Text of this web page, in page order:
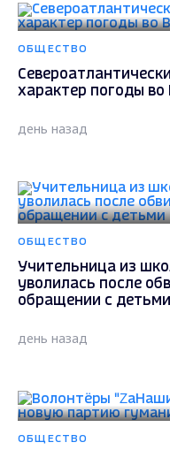
ОБЩЕСТВО
характер погоды
день назад
ОБЩЕСТВО
Учительница из
уволилась после
обращении с детьми
день назад
ОБЩЕСТВО